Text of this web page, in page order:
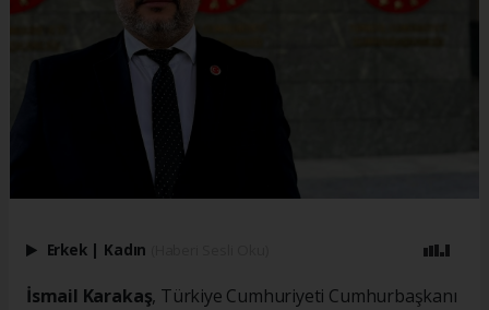
Erkek | Kadın
İsmail Karakaş, Türkiye Cumhuriyeti Cumhurbaşkanı